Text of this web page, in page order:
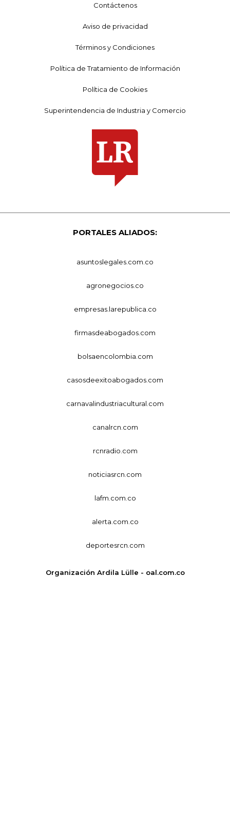
Contáctenos
Aviso de privacidad
Términos y Condiciones
Política de Tratamiento de Información
Política de Cookies
Superintendencia de Industria y Comercio
PORTALES ALIADOS:
asuntoslegales.com.co
agronegocios.co
empresas.larepublica.co
firmasdeabogados.com
bolsaencolombia.com
casosdeexitoabogados.com
carnavalindustriacultural.com
canalrcn.com
rcnradio.com
noticiasrcn.com
lafm.com.co
alerta.com.co
deportesrcn.com
Organización Ardila Lülle - oal.com.co